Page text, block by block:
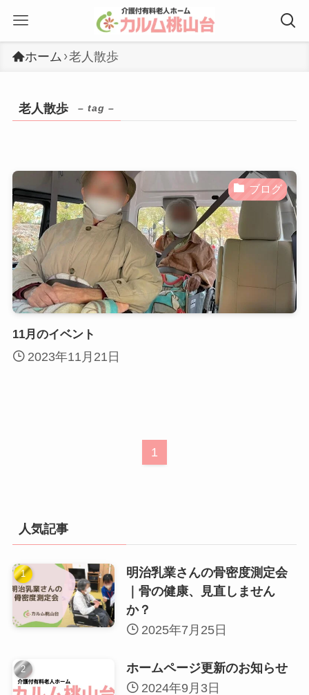
ホーム 老人散歩
老人散歩 – tag –
ブログ
11月のイベント
2023年11月21日
1
人気記事
明治乳業さんの骨密度測定会
｜骨の健康、見直しません
か？
2025年7月25日
ホームページ更新のお知らせ
2024年9月3日